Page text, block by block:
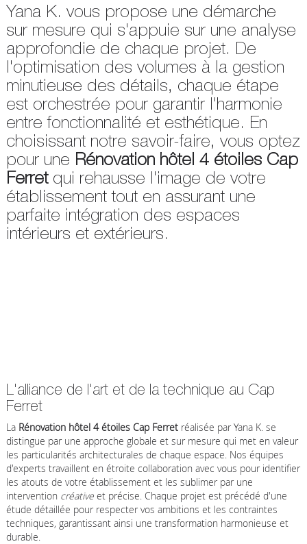
Yana K. vous propose une démarche
sur mesure qui s'appuie sur une analyse
approfondie de chaque projet. De
l'optimisation des volumes à la gestion
minutieuse des détails, chaque étape
est orchestrée pour garantir l'harmonie
entre fonctionnalité et esthétique. En
choisissant notre savoir-faire, vous optez
pour une Rénovation hôtel 4 étoiles Cap
Ferretqui rehausse l'image de votre
établissement tout en assurant une
parfaite intégration des espaces
intérieurs et extérieurs.
L'alliance de l'art et de la technique au Cap
Ferret
La Rénovation hôtel 4 étoiles Cap Ferretréalisée par Yana K. se
distingue par une approche globale et sur mesure qui met en valeur
les particularités architecturales de chaque espace. Nos équipes
d'experts travaillent en étroite collaboration avec vous pour identifier
les atouts de votre établissement et les sublimer par une
intervention créativeet précise. Chaque projet est précédé d'une
étude détaillée pour respecter vos ambitions et les contraintes
techniques, garantissant ainsi une transformation harmonieuse et
durable.